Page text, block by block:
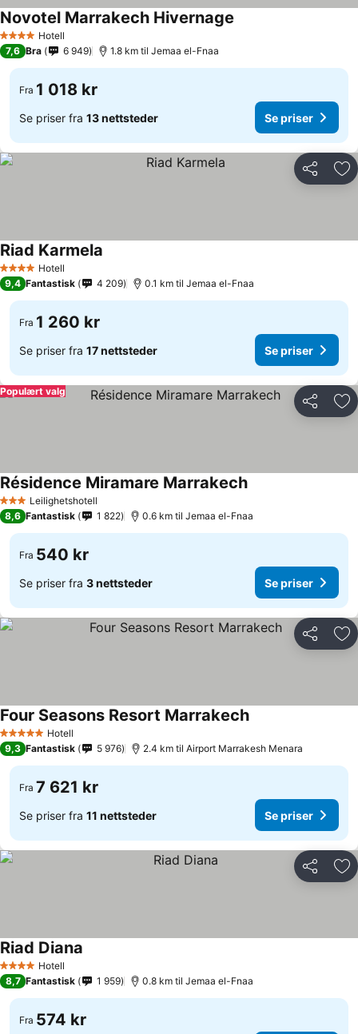
4 StjernerHotell
Novotel Marrakech Hivernage
7,6 Bra 6 949 1.8 km til Jemaa el-Fnaa
Fra 1 018 kr
Se priser fra 13 nettsteder Se priser
Del
4 StjernerHotell
Riad Karmela
9,4 Fantastisk 4 209 0.1 km til Jemaa el-Fnaa
Fra 1 260 kr
Se priser fra 17 nettsteder Se priser
Del
Populært valg
3 StjernerLeilighetshotell
Résidence Miramare Marrakech
8,6 Fantastisk 1 822 0.6 km til Jemaa el-Fnaa
Fra 540 kr
Se priser fra 3 nettsteder Se priser
Del
5 Stjerner Hotell
Four Seasons Resort Marrakech
9,3 Fantastisk 5 976 2.4 km til Airport Marrakesh Menara
Fra 7 621 kr
Se priser fra 11 nettsteder Se priser
Del
4 StjernerHotell
Riad Diana
8,7 Fantastisk 1 959 0.8 km til Jemaa el-Fnaa
Fra 574 kr